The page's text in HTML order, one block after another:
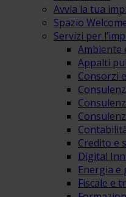
Avvia la tua
Spazio
Servizi per
Ambiente
Appalti
Consorzi
Credito e
Digital
Energia e
Fiscale e